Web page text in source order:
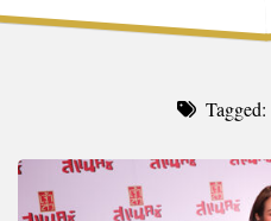
Tagged: